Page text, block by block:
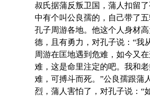
叔氏据蒲反叛卫国，蒲人扣留
中有个叫公良孺的，自己带了
孔子周游各地。他这个人身材
德，且有勇力，对孔子说：“我
周游在匡地遇到危难，如今又
难，这是命里注定的吧。我和
难，可搏斗而死。”公良孺跟蒲
烈，蒲人害怕了，对孔子说：“